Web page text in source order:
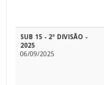
SUB 15 - 2ª DIVISÃO -
2025
06/09/2025